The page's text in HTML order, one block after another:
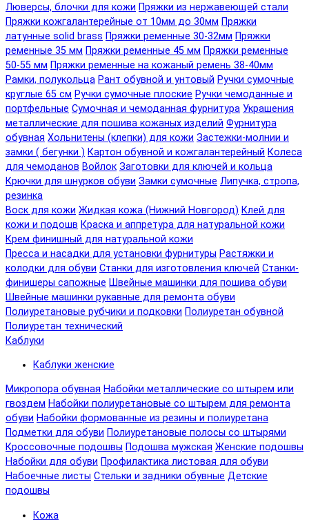
Люверсы, блочки для кожи Пряжки из нержавеющей стали
Пряжки кожгалантерейные от 10мм до 30мм Пряжки
латунные solid brass Пряжки ременные 30-32мм Пряжки
ременные 35 мм Пряжки ременные 45 мм Пряжки ременные
50-55 мм Пряжки ременные на кожаный ремень 38-40мм
Рамки, полукольца Рант обувной и унтовый Ручки сумочные
круглые 65 см Ручки сумочные плоские Ручки чемоданные и
портфельные Сумочная и чемоданная фурнитура Украшения
металлические для пошива кожаных изделий Фурнитура
обувная Хольнитены (клепки) для кожи Застежки-молнии и
замки ( бегунки ) Картон обувной и кожгалантерейный Колеса
для чемоданов Войлок Заготовки для ключей и кольца
Крючки для шнурков обуви Замки сумочные Липучка, стропа,
резинка
Воск для кожи Жидкая кожа (Нижний Новгород) Клей для
кожи и подошв Краска и аппретура для натуральной кожи
Крем финишный для натуральной кожи
Пресса и насадки для установки фурнитуры Растяжки и
колодки для обуви Станки для изготовления ключей Станки-
финишеры сапожные Швейные машинки для пошива обуви
Швейные машинки рукавные для ремонта обуви
Полиуретановые рубчики и подковки Полиуретан обувной
Полиуретан технический
Каблуки
Каблуки женские
Микропора обувная Набойки металлические со штырем или
гвоздем Набойки полиуретановые со штырем для ремонта
обуви Набойки формованные из резины и полиуретана
Подметки для обуви Полиуретановые полосы со штырями
Кроссовочные подошвы Подошва мужская Женские подошвы
Набойки для обуви Профилактика листовая для обуви
Набоечные листы Стельки и задники обувные Детские
подошвы
Кожа